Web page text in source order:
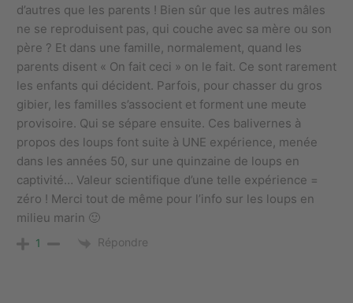
d’autres que les parents ! Bien sûr que les autres mâles
ne se reproduisent pas, qui couche avec sa mère ou son
père ? Et dans une famille, normalement, quand les
parents disent « On fait ceci » on le fait. Ce sont rarement
les enfants qui décident. Parfois, pour chasser du gros
gibier, les familles s’associent et forment une meute
provisoire. Qui se sépare ensuite. Ces balivernes à
propos des loups font suite à UNE expérience, menée
dans les années 50, sur une quinzaine de loups en
captivité… Valeur scientifique d’une telle expérience =
zéro ! Merci tout de même pour l’info sur les loups en
milieu marin 🙂
1 Répondre